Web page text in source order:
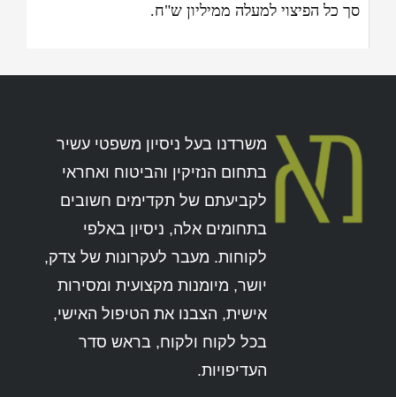
סך כל הפיצוי למעלה ממיליון ש"ח.
משרדנו בעל ניסיון משפטי עשיר
בתחום הנזיקין והביטוח ואחראי
לקביעתם של תקדימים חשובים
בתחומים אלה, ניסיון באלפי
לקוחות. מעבר לעקרונות של צדק,
יושר, מיומנות מקצועית ומסירות
אישית, הצבנו את הטיפול האישי,
בכל לקוח ולקוח, בראש סדר
העדיפויות.